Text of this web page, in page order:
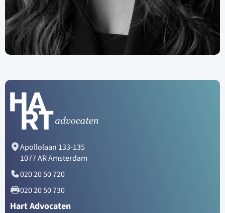
Apollolaan 133-135
1077 AR Amsterdam
020 20 50 720
020 20 50 730
Hart Advocaten